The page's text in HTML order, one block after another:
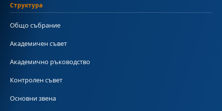
Структура
Общо събрание
Академичен съвет
Академично ръководство
Контролен съвет
Основни звена